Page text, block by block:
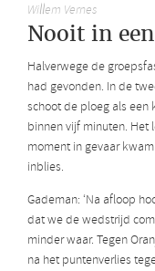
Willem Vernes
Nooit in
Halverwege de
had gevonden. In de
schoot de ploeg als
binnen vijf minuten. Het
moment in gevaar
inblies.
Gademan: ‘Na afloop
dat we de wedstrijd
minder waar. Tegen
na het puntenverlies